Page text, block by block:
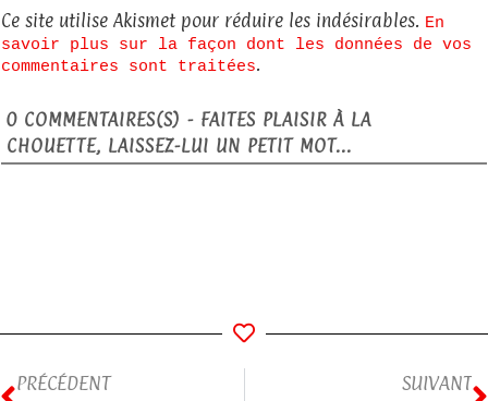
Ce site utilise Akismet pour réduire les indésirables. En
savoir plus sur la façon dont les données de vos
commentaires sont traitées.
0 COMMENTAIRES(S) - FAITES PLAISIR À LA
CHOUETTE, LAISSEZ-LUI UN PETIT MOT...
PRÉCÉDENT SUIVANT